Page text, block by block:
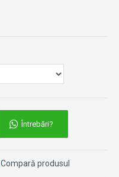
Întrebări?
Compară produsul